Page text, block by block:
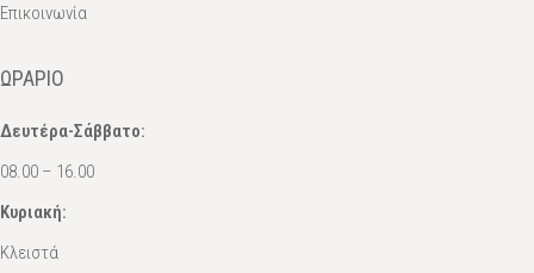
Επικοινωνία
ΩΡΆΡΙΟ
Δευτέρα-Σάββατο:
08.00 – 16.00
Κυριακή:
Κλειστά